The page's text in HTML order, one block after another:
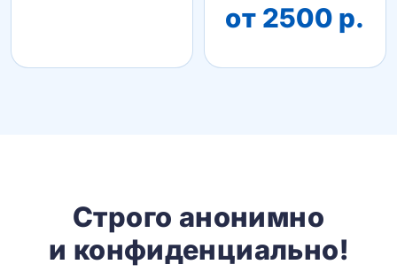
от 2500 р.
Строго анонимно
и конфиденциально!